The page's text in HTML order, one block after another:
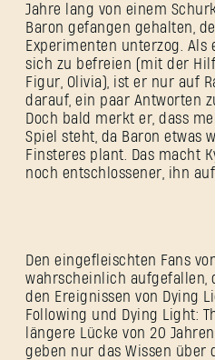
Jahre lang von einem
Baron gefangen gehalten,
Experimenten unterzog. Als
sich zu befreien (mit der
Figur, Olivia), ist er nur auf
darauf, ein paar Antworten
Doch bald merkt er, dass
Spiel steht, da Baron etwas
Finsteres plant. Das macht
noch entschlossener, ihn
Den eingefleischten Fans
wahrscheinlich aufgefallen,
den Ereignissen von Dying
Following und Dying Light:
längere Lücke von 20
geben nur das Wissen über